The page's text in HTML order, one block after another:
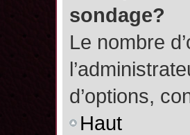
sondage?
Le nombre
d’options,
Haut